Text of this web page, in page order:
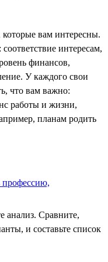
вам интересны.
интересам,
финансов,
У каждого свои
что вам важно:
работы и жизни,
планам родить
анализ. Сравните,
и составьте список